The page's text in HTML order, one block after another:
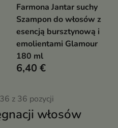
włosów
Farmona Jantar suchy
Szampon do włosów z
esencją bursztynową i
emolientami Glamour
180 ml
6,40 €
z 36 pozycji